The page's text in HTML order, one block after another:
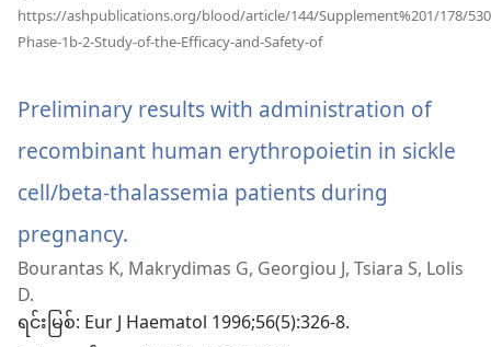
တ
https://ashpublications.org/blood/article/144/Supplement%201/178/
Phase-1b-2-Study-of-the-Efficacy-and-Safety-of(window
င့်
နေ
ပါ
တယ်)
Preliminary results with administration of
recombinant human erythropoietin in sickle
cell/beta-thalassemia patients during
pregnancy.
အသစ်
ဖွ
Bourantas K, Makrydimas G, Georgiou J, Tsiara S, Lolis
D.
ရင်းမြစ်‎: Eur J Haematol 1996;56(5):326-8.